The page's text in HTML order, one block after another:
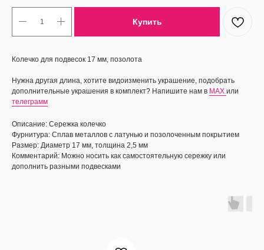
Купить
Колечко для подвесок 17 мм, позолота
Нужна другая длина, хотите видоизменить украшение, подобрать
дополнительные украшения в комплект? Напишите нам в MAX или
телеграмм
Описание: Сережка колечко
Фурнитура: Сплав металлов с латунью и позолоченным покрытием
Размер: Диаметр 17 мм, толщина 2,5 мм
Комментарий: Можно носить как самостоятельную сережку или
дополнить разными подвесками